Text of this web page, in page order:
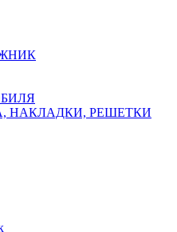
НАКЛАДКИ, РЕШЕТКИ